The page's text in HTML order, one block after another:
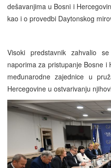
dešavanjima u Bosni i
kao i o provedbi Daytonskog
Visoki predstavnik zahvalio
naporima za pristupanje Bosne
međunarodne zajednice u
Hercegovine u ostvarivanju